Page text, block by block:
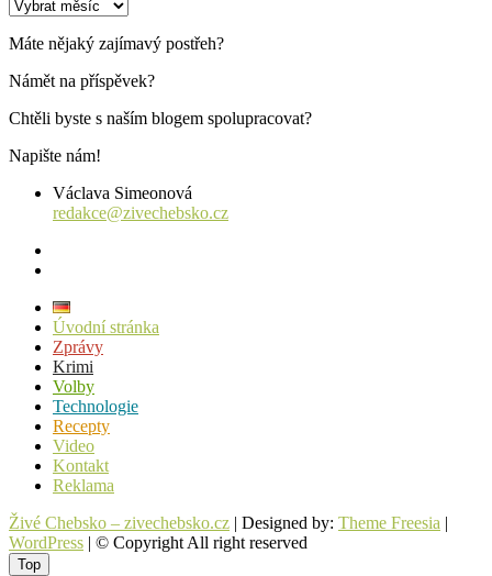
Máte nějaký zajímavý postřeh?
Námět na příspěvek?
Chtěli byste s naším blogem spolupracovat?
Napište nám!
Václava Simeonová
redakce@zivechebsko.cz
Úvodní stránka
Zprávy
Krimi
Volby
Technologie
Recepty
Video
Kontakt
Reklama
Živé Chebsko – zivechebsko.cz | Designed by: Theme Freesia |
WordPress | © Copyright All right reserved
Top